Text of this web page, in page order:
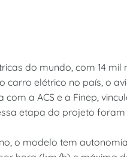
do mundo, com 14
carro elétrico no país, o
a ACS e a Finep,
etapa do projeto foram
o modelo tem